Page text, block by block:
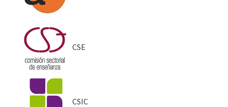
CSE
CSIC